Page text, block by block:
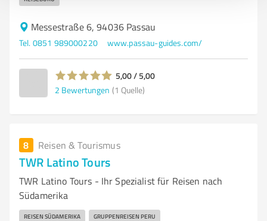
Messestraße 6, 94036 Passau
Tel. 0851 989000220 www.passau-guides.com/
5,00 / 5,00
2 Bewertungen (1 Quelle)
8 Reisen & Tourismus
TWR Latino Tours
TWR Latino Tours - Ihr Spezialist für Reisen nach
Südamerika
REISEN SÜDAMERIKA GRUPPENREISEN PERU